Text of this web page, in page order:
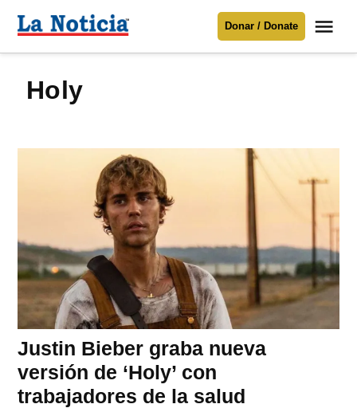
Para mantenerte informado necesitamos
contenido
Noticia
Donar / Donate
Holy
Justin Bieber graba nueva
versión de ‘Holy’ con
trabajadores de la salud